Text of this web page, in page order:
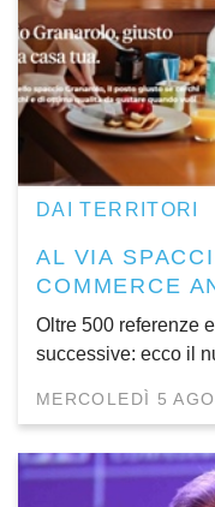
DAI TERRITORI
AL VIA
COMMERCE
Oltre 500 referenze
successive: ecco il
MERCOLEDÌ 5